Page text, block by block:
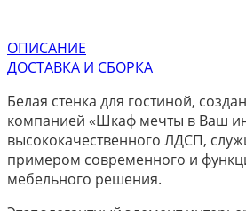
ОПИСАНИЕ
ДОСТАВКА И СБОРКА
Белая стенка для гостиной,
компанией «Шкаф мечты в Ваш
высококачественного ЛДСП,
примером современного и
мебельного решения.